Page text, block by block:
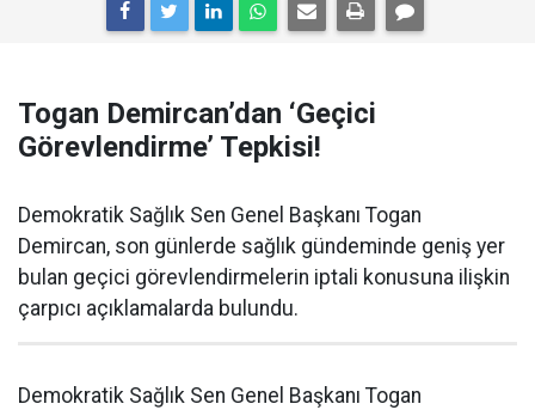
Togan Demircan’dan ‘Geçici
Görevlendirme’ Tepkisi!
Demokratik Sağlık Sen Genel Başkanı Togan
Demircan, son günlerde sağlık gündeminde geniş yer
bulan geçici görevlendirmelerin iptali konusuna ilişkin
çarpıcı açıklamalarda bulundu.
Demokratik Sağlık Sen Genel Başkanı Togan